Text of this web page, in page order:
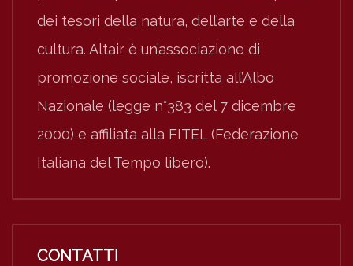
dei tesori della natura, dell’arte e della
cultura. Altair è un’associazione di
promozione sociale, iscritta all’Albo
Nazionale (legge n°383 del 7 dicembre
2000) e affiliata alla FITEL (Federazione
Italiana del Tempo libero).
CONTATTI